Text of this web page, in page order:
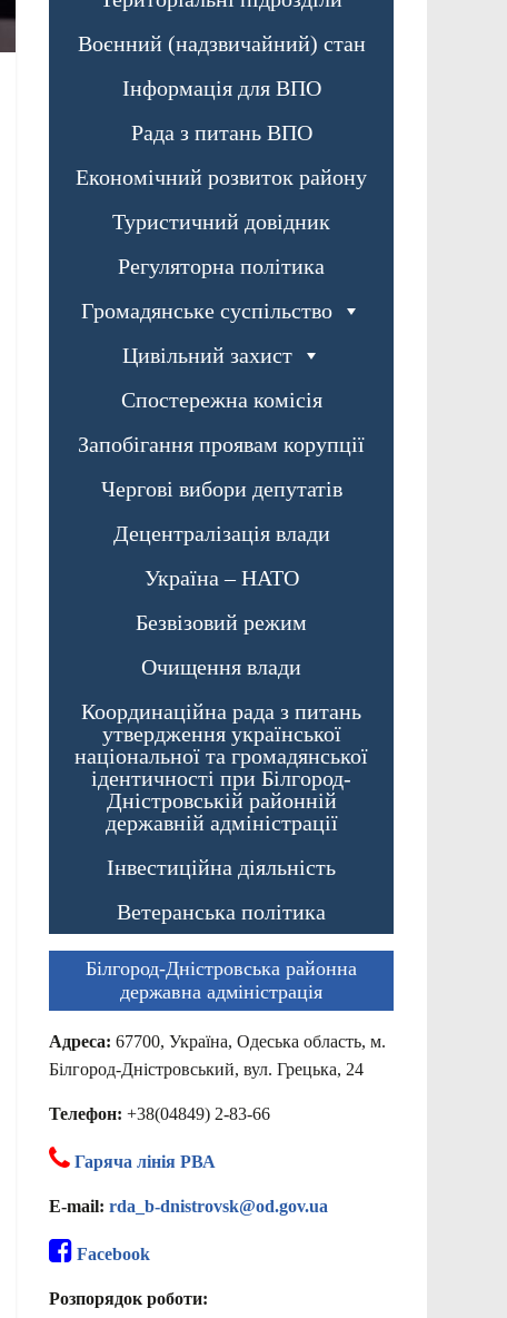
Воєнний (надзвичайний) стан
Інформація для ВПО
Рада з питань ВПО
Економічний розвиток району
Туристичний довідник
Регуляторна політика
Громадянське суспільство
Цивільний захист
Спостережна комісія
Запобігання проявам корупції
Чергові вибори депутатів
Децентралізація влади
Україна – НАТО
Безвізовий режим
Очищення влади
Координаційна рада з питань
утвердження української
національної та громадянської
ідентичності при Білгород-
Дністровській районній
державній адміністрації
Інвестиційна діяльність
Ветеранська політика
Білгород-Дністровська районна
державна адміністрація
Адреса: 67700, Україна, Одеська область, м.
Білгород-Дністровський, вул. Грецька, 24
Телефон: +38(04849) 2-83-66
Гаряча лінія РВА
E-mail: rda_b-dnistrovsk@od.gov.ua
Facebook
Розпорядок роботи: